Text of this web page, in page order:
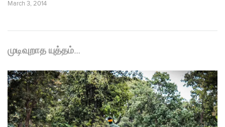
March 3, 2014
முடிவுறாத யுத்தம்…